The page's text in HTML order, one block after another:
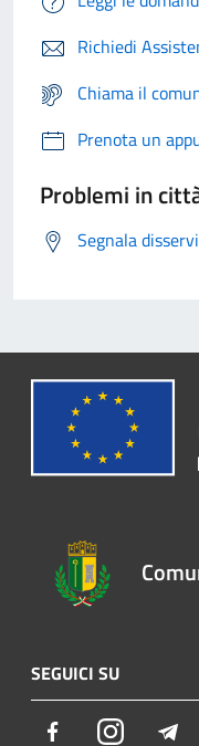
Richiedi
Chiama il
Prenota un
Problemi in
Segnala
SEGUICI SU
FacebookInstagram